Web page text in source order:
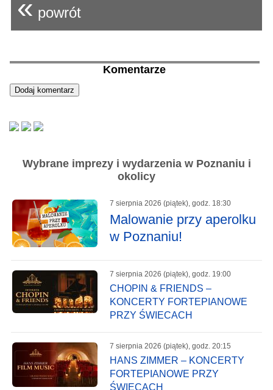
« powrót
Komentarze
Wybrane imprezy i wydarzenia w Poznaniu i
okolicy
7 sierpnia 2026 (piątek), godz. 18:30
Malowanie przy aperolku
w Poznaniu!
7 sierpnia 2026 (piątek), godz. 19:00
CHOPIN & FRIENDS –
KONCERTY FORTEPIANOWE
PRZY ŚWIECACH
7 sierpnia 2026 (piątek), godz. 20:15
HANS ZIMMER – KONCERTY
FORTEPIANOWE PRZY
ŚWIECACH